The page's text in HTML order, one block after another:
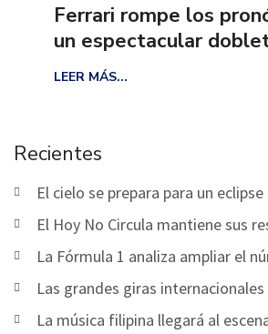
Ferrari rompe los
un espectacular doblete
Premio de Monza
LEER MÁS...
Recientes
El cielo se prepara para un
podrá observarse este mes
El Hoy No Circula mantiene sus
viernes en CDMX y Edomex
La Fórmula 1 analiza ampliar el
sprint a partir de 2027
Las grandes giras
el calendario musical de agosto
La música filipina llegará al